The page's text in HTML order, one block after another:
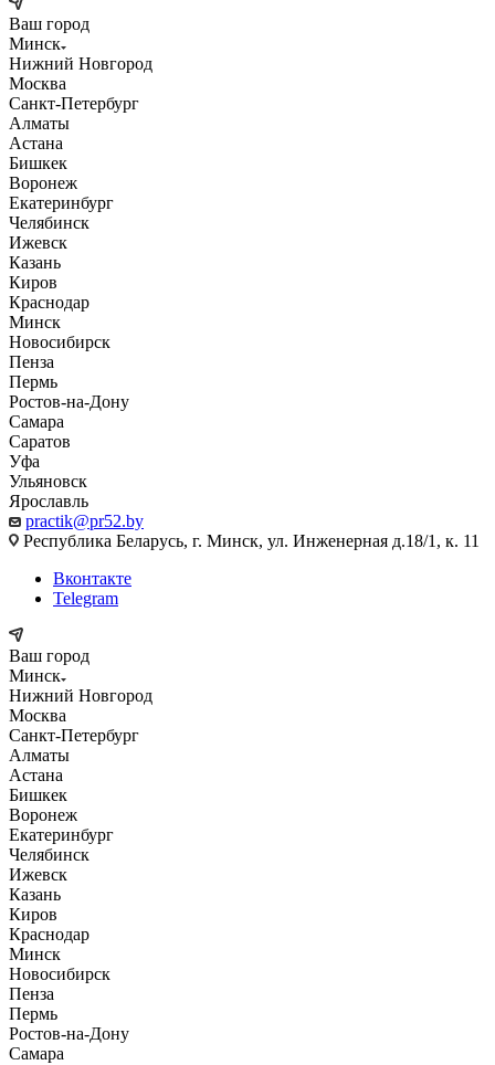
Ваш город
Минск
Нижний Новгород
Москва
Санкт-Петербург
Алматы
Астана
Бишкек
Воронеж
Екатеринбург
Челябинск
Ижевск
Казань
Киров
Краснодар
Минск
Новосибирск
Пенза
Пермь
Ростов-на-Дону
Самара
Саратов
Уфа
Ульяновск
Ярославль
practik@pr52.by
Республика Беларусь, г. Минск, ул. Инженерная д.18/1, к. 11
Вконтакте
Telegram
Ваш город
Минск
Нижний Новгород
Москва
Санкт-Петербург
Алматы
Астана
Бишкек
Воронеж
Екатеринбург
Челябинск
Ижевск
Казань
Киров
Краснодар
Минск
Новосибирск
Пенза
Пермь
Ростов-на-Дону
Самара